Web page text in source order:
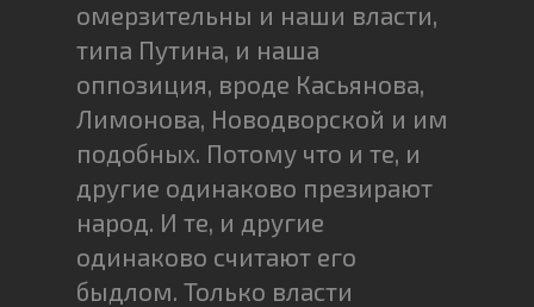
омерзительны и наши власти,
типа Путина, и наша
оппозиция, вроде Касьянова,
Лимонова, Новодворской и им
подобных. Потому что и те, и
другие одинаково презирают
народ. И те, и другие
одинаково считают его
быдлом. Только власти